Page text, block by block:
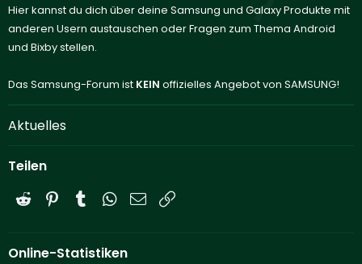
Hier kannst du dich über deine Samsung und Galaxy Produkte mit
anderen Usern austauschen oder Fragen zum Thema Android
und Bixby stellen.
Das Samsung-Forum ist KEIN offizielles Angebot von SAMSUNG!
Aktuelles
Teilen
Reddit PinterestTumblrWhatsApp
E-Mail
Online-Statistiken